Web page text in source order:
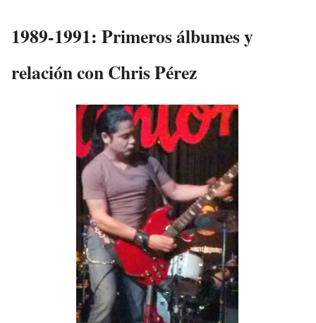
1989-1991: Primeros álbumes y
relación con Chris Pérez